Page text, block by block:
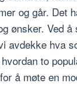
og går. Det
ønsker. Ved å
avdekke hva
to
å møte en